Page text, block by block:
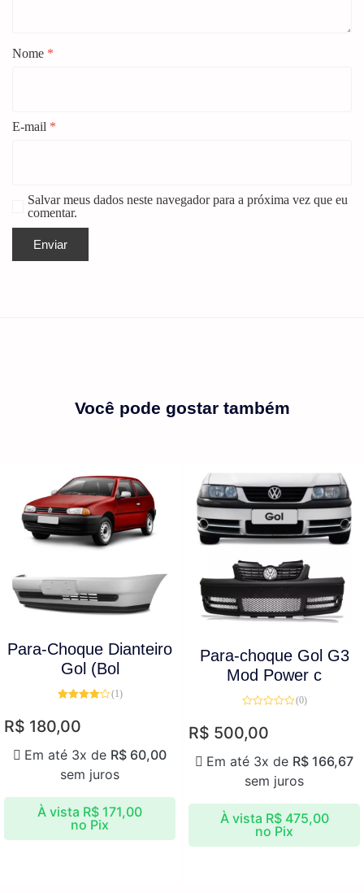
Nome *
E-mail *
Salvar meus dados neste navegador para a próxima vez que eu
comentar.
Você pode gostar também
Para-Choque Dianteiro
Gol (Bol
4.00
(1)
R$ 180,00
À vista R$ 171,00
no Pix
Em até 3x de R$ 60,00
sem juros
Para-choque Gol G3
Mod Power c
de
5
(0)
R$ 500,00
À vista R$475,00
no Pix
Em até 3x de R$ 166,67
sem juros